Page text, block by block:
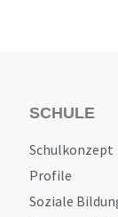
SCHULE
Schulkonzept
Profile
Soziale